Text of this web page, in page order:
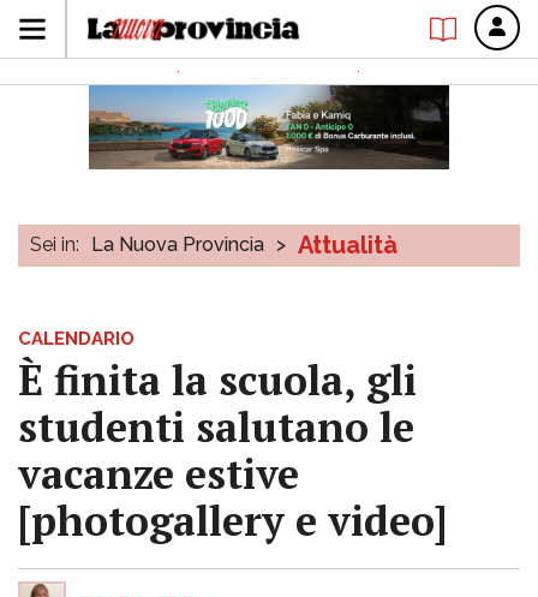
Sei in: La Nuova Provincia > Attualità
CALENDARIO
È finita la scuola, gli
studenti salutano le
vacanze estive
[photogallery e video]